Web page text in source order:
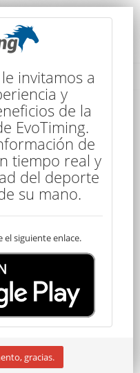
Descalificado
invitamos a
y
de la
EvoTiming.
de
tiempo real y
del deporte
su mano.
el siguiente enlace.
gracias.